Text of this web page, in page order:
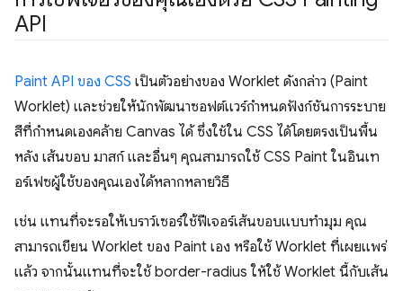
API
Paint API ของ CSS เป็นตัวอย่างของ Worklet ดังกล่าว (Paint
Worklet) และช่วยให้นักพัฒนาซอฟต์แวร์กำหนดฟังก์ชันการระบาย
สีที่กำหนดเองคล้าย Canvas ได้ ซึ่งใช้ใน CSS ได้โดยตรงเป็นพื้น
หลัง เส้นขอบ มาสก์ และอื่นๆ คุณสามารถใช้ CSS Paint ในอินเท
อร์เฟซผู้ใช้ของคุณเองได้หลากหลายวิธี
เช่น แทนที่จะรอให้เบราว์เซอร์ใช้ฟีเจอร์เส้นขอบแบบทำมุม คุณ
สามารถเขียน Worklet ของ Paint เอง หรือใช้ Worklet ที่เผยแพร่
แล้ว จากนั้นแทนที่จะใช้ border-radius ให้ใช้ Worklet นี้กับเส้น